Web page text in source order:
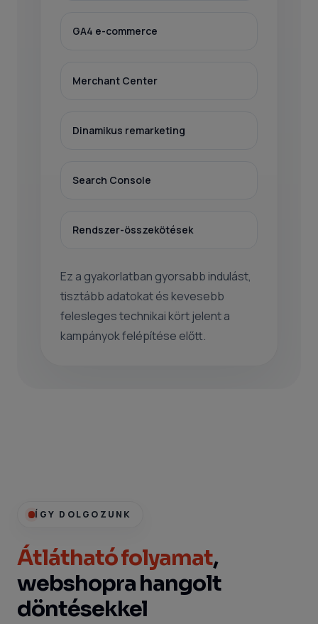
GA4 e-commerce
Merchant Center
Dinamikus remarketing
Search Console
Rendszer-összekötések
Ez a gyakorlatban gyorsabb indulást,
tisztább adatokat és kevesebb
felesleges technikai kört jelent a
kampányok felépítése előtt.
ÍGY DOLGOZUNK
Átlátható folyamat,
webshopra hangolt
döntésekkel